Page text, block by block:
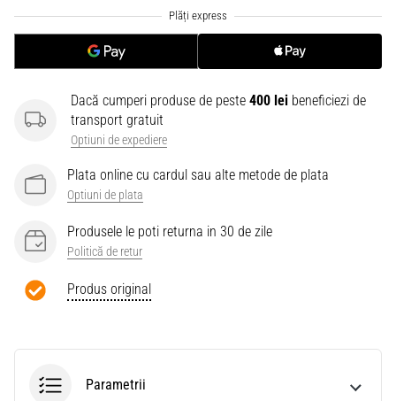
Dacă cumperi produse de peste 400 lei beneficiezi de
transport gratuit
Optiuni de expediere
Plata online cu cardul sau alte metode de plata
Optiuni de plata
Produsele le poti returna in 30 de zile
Politică de retur
Produs original
Parametrii